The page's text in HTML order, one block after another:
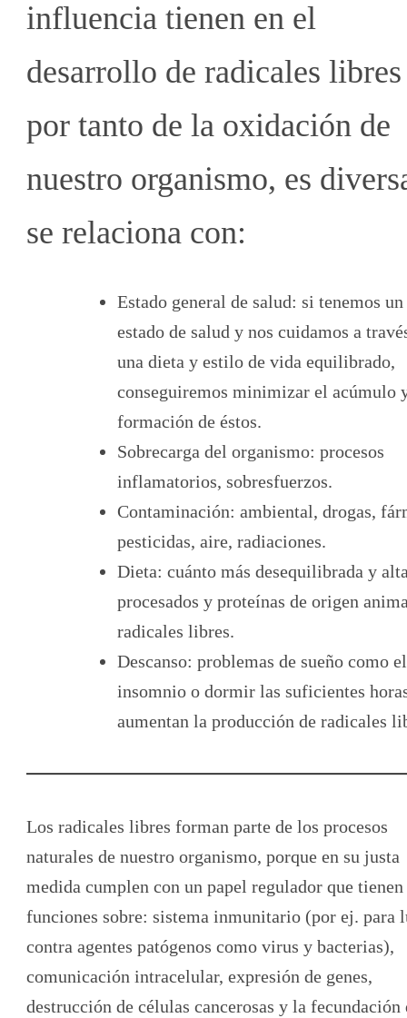
influencia tienen en el
desarrollo de radicales
por tanto de la oxidación de
nuestro organismo, es
se relaciona con:
Estado general de salud: si tenemos un
estado de salud y nos cuidamos a
una dieta y estilo de vida equilibrado,
conseguiremos minimizar el acúmulo
formación de éstos.
Sobrecarga del organismo: procesos
inflamatorios, sobresfuerzos.
Contaminación: ambiental, drogas,
pesticidas, aire, radiaciones.
Dieta: cuánto más desequilibrada y
procesados y proteínas de origen
radicales libres.
Descanso: problemas de sueño como el
insomnio o dormir las suficientes
aumentan la producción de radicales
Los radicales libres forman parte de los procesos
naturales de nuestro organismo, porque en su justa
medida cumplen con un papel regulador que tienen
funciones sobre: sistema inmunitario (por ej. para
contra agentes patógenos como virus y bacterias),
comunicación intracelular, expresión de genes,
destrucción de células cancerosas y la fecundación